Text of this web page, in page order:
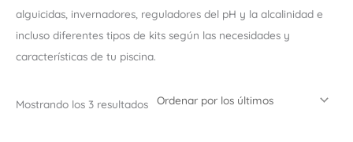
alguicidas, invernadores, reguladores del pH y la alcalinidad e
incluso diferentes tipos de kits según las necesidades y
características de tu piscina.
Mostrando los 3 resultados